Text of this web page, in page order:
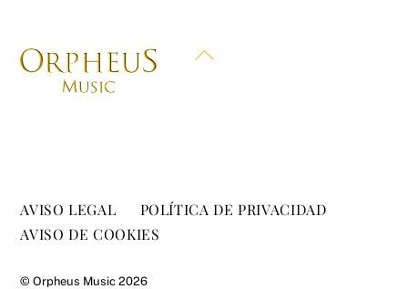
Back
AVISO LEGAL
POLÍTICA DE PRIVACIDAD
AVISO DE COOKIES
©Orpheus Music 2026